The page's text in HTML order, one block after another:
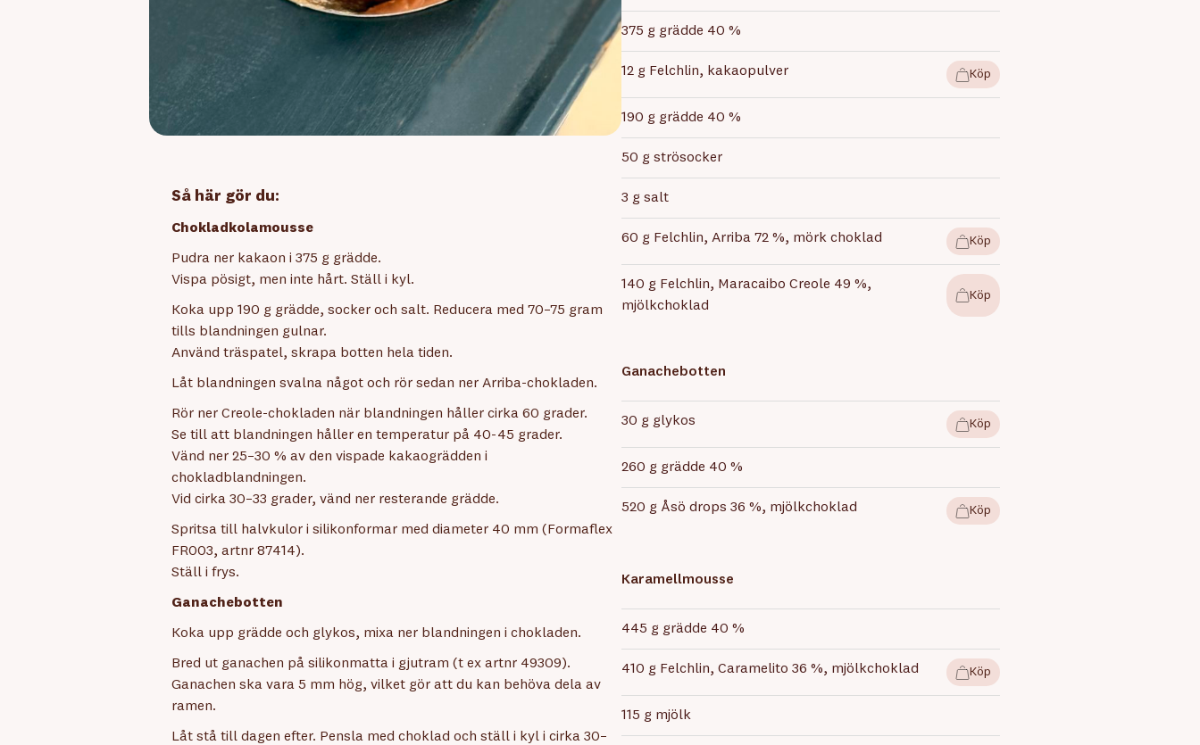
Så här gör du:
Chokladkolamousse
Pudra ner kakaon i 375 g grädde.
Vispa pösigt, men inte hårt. Ställ i kyl.
Koka upp 190 g grädde, socker och salt. Reducera med 70–75 gram
tills blandningen gulnar.
Använd träspatel, skrapa botten hela tiden.
Låt blandningen svalna något och rör sedan ner Arriba-chokladen.
Rör ner Creole-chokladen när blandningen håller cirka 60 grader.
Se till att blandningen håller en temperatur på 40-45 grader.
Vänd ner 25–30 % av den vispade kakaogrädden i
chokladblandningen.
Vid cirka 30–33 grader, vänd ner resterande grädde.
Spritsa till halvkulor i silikonformar med diameter 40 mm (Formaflex
FR003, artnr 87414).
Ställ i frys.
Ganachebotten
Koka upp grädde och glykos, mixa ner blandningen i chokladen.
Bred ut ganachen på silikonmatta i gjutram (t ex artnr 49309).
Ganachen ska vara 5 mm hög, vilket gör att du kan behöva dela av
ramen.
Låt stå till dagen efter. Pensla med choklad och ställ i kyl i cirka 30–
375 g grädde 40 %
12 g Felchlin, kakaopulver Köp
190 g grädde 40 %
50 g strösocker
3 g salt
60 g Felchlin, Arriba 72 %, mörk choklad Köp
140 g Felchlin, Maracaibo Creole 49 %,
mjölkchoklad
Köp
Ganachebotten
30 g glykos Köp
260 g grädde 40 %
520 g Åsö drops 36 %, mjölkchoklad Köp
Karamellmousse
445 g grädde 40 %
410 g Felchlin, Caramelito 36 %, mjölkchoklad Köp
115 g mjölk